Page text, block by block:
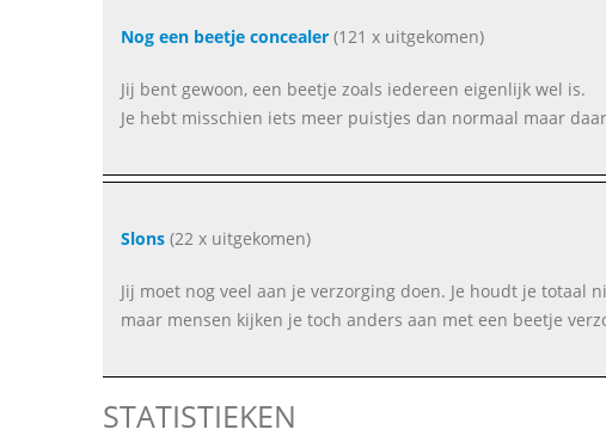
Nog een beetje concealer(121 x uitgekomen)
Jij bent gewoon, een beetje zoals iedereen eigenlijk wel is.
Je hebt misschien iets meer puistjes dan normaal maar
Slons(22 x uitgekomen)
Jij moet nog veel aan je verzorging doen. Je houdt je
maar mensen kijken je toch anders aan met een beetje
STATISTIEKEN